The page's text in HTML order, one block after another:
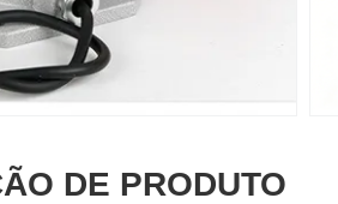
DE PRODUTO